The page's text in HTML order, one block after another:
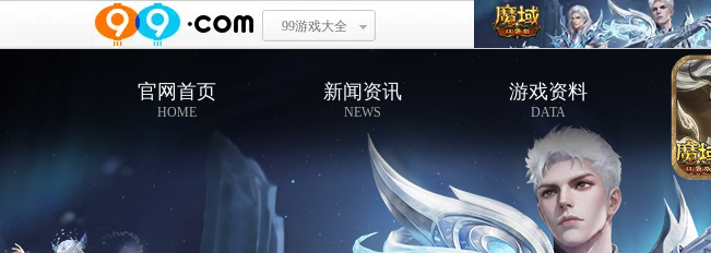
99游戏大全
官网首页
HOME
新闻资讯
NEWS
游戏资料
DATA